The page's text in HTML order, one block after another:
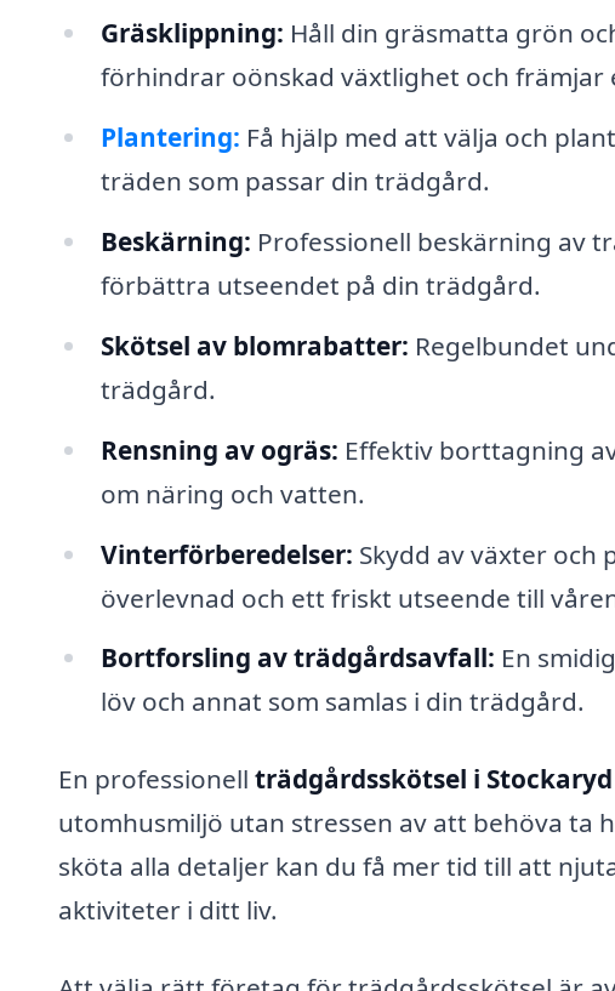
Gräsklippning: Håll din gräsmatta grön
förhindrar oönskad växtlighet och främjar
Plantering: Få hjälp med att välja och
träden som passar din trädgård.
Beskärning: Professionell beskärning av
förbättra utseendet på din trädgård.
Skötsel av blomrabatter: Regelbundet
trädgård.
Rensning av ogräs: Effektiv borttagning
om näring och vatten.
Vinterförberedelser: Skydd av växter
överlevnad och ett friskt utseende till
Bortforsling av trädgårdsavfall: En
löv och annat som samlas i din trädgård.
En professionell trädgårdsskötsel i Stockaryd
utomhusmiljö utan stressen av att behöva ta
sköta alla detaljer kan du få mer tid till att
aktiviteter i ditt liv.